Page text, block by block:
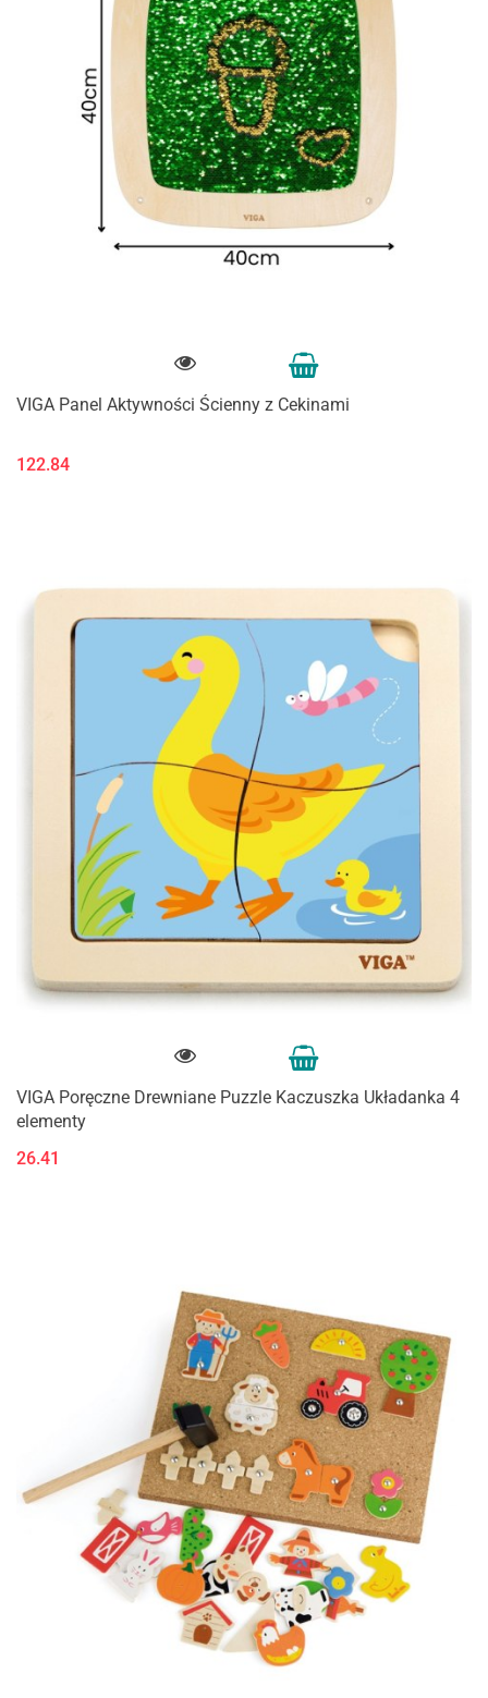
VIGA Panel Aktywności Ścienny z Cekinami
122.84
VIGA Poręczne Drewniane Puzzle Kaczuszka Układanka 4
elementy
26.41